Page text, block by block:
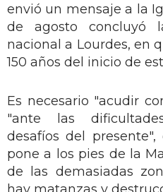
envió un mensaje a la
de agosto concluyó
nacional a Lourdes, en
150 años del inicio de
Es necesario "acudir
"ante las
desafíos del presente",
pone a los pies de la
de las demasiadas